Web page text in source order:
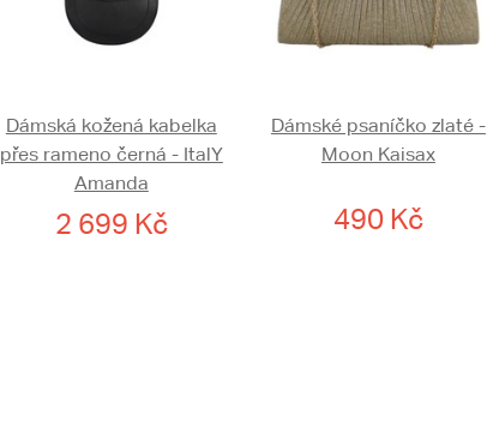
Dámská kožená kabelka
přes rameno černá - ItalY
Amanda
2 699 Kč
Dámské psaníčko zlaté -
Moon Kaisax
490 Kč